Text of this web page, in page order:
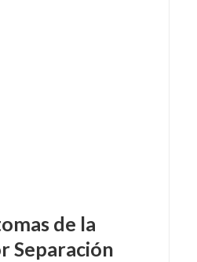
de la
Separación